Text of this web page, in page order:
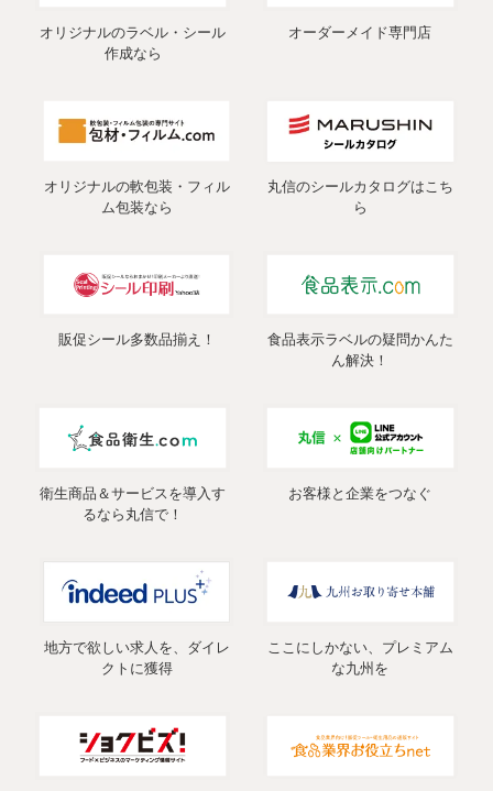
オリジナルのラベル・シール
作成なら
オーダーメイド専門店
オリジナルの軟包装・フィル
ム包装なら
丸信のシールカタログはこち
ら
販促シール多数品揃え！
食品表示ラベルの疑問かんた
ん解決！
衛生商品＆サービスを導入す
るなら丸信で！
お客様と企業をつなぐ
地方で欲しい求人を、ダイレ
クトに獲得
ここにしかない、プレミアム
な九州を